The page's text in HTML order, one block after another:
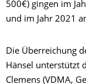
500€) gingen im
und im Jahr 2021
Die Überreichung
Hänsel unterstützt
Clemens (VDMA,